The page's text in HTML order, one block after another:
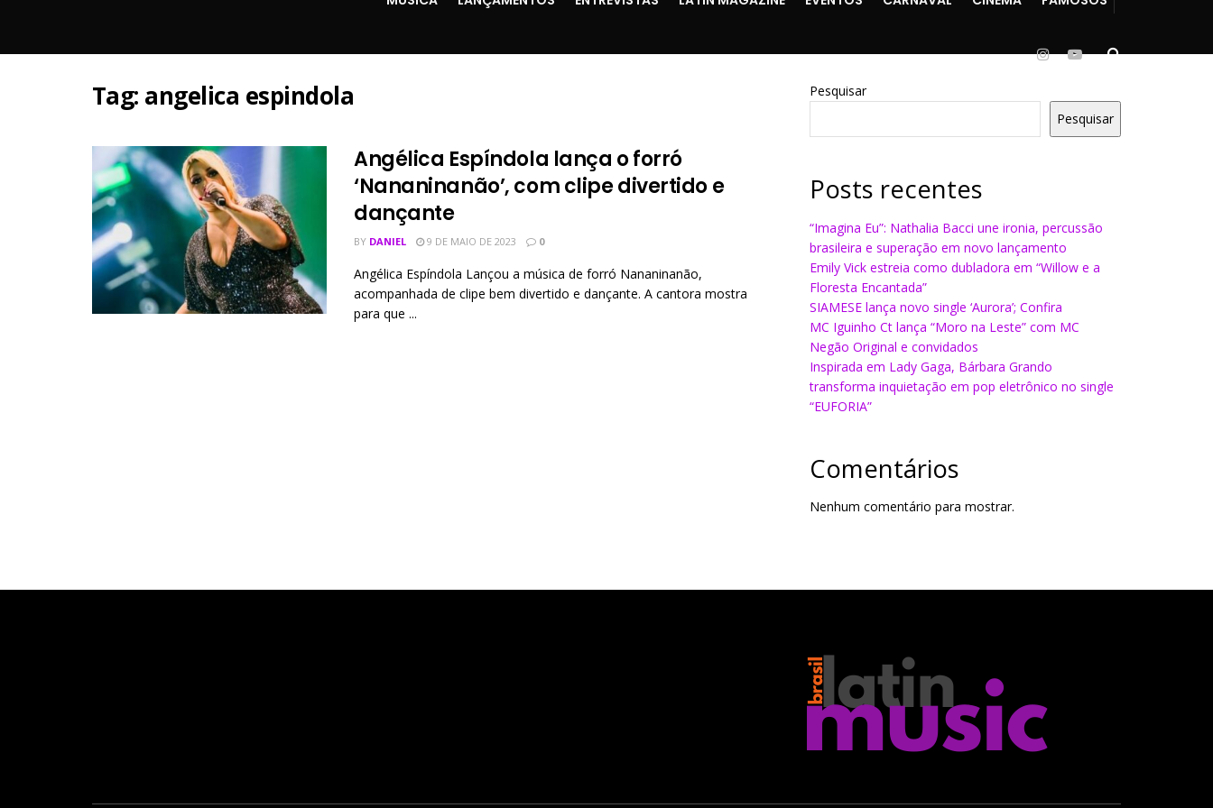
Tag: angelica espindola
Angélica Espíndola lança o forró
‘Nananinanão’, com clipe divertido e
dançante
BY DANIEL 9 DE MAIO DE 2023 0
Angélica Espíndola Lançou a música de forró Nananinanão,
acompanhada de clipe bem divertido e dançante. A cantora mostra
para que ...
Pesquisar
Pesquisar
Posts recentes
“Imagina Eu”: Nathalia Bacci une ironia, percussão
brasileira e superação em novo lançamento
Emily Vick estreia como dubladora em “Willow e a
Floresta Encantada”
SIAMESE lança novo single ‘Aurora’; Confira
MC Iguinho Ct lança “Moro na Leste” com MC
Negão Original e convidados
Inspirada em Lady Gaga, Bárbara Grando
transforma inquietação em pop eletrônico no single
“EUFORIA”
Comentários
Nenhum comentário para mostrar.